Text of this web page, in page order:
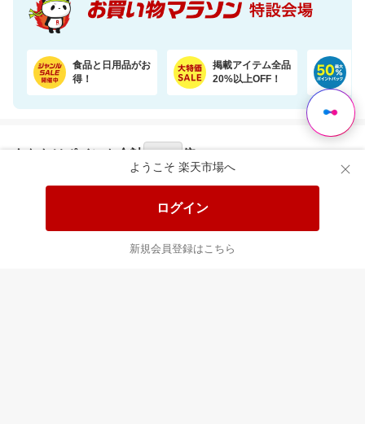
ようこそ 楽天市場へ
ログイン
新規会員登録はこちら
食品と日用品がお
得！
掲載アイテム全品
20%以上OFF！
あなたはポイント 合計 倍